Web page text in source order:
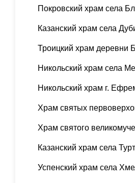
Покровский храм села
Казанский храм села
Троицкий храм деревни
Никольский храм села
Никольский храм г.
Храм святых
Храм святого
Казанский храм села
Успенский храм села